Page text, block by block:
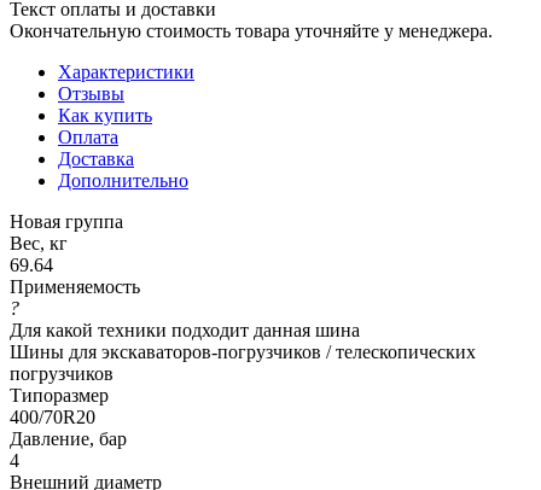
Текст оплаты и доставки
Окончательную стоимость товара уточняйте у менеджера.
Характеристики
Отзывы
Как купить
Оплата
Доставка
Дополнительно
Новая группа
Вес, кг
69.64
Применяемость
?
Для какой техники подходит данная шина
Шины для экскаваторов-погрузчиков / телескопических
погрузчиков
Типоразмер
400/70R20
Давление, бар
4
Внешний диаметр